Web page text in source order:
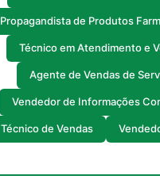
Propagandista de Produtos
Técnico em Atendimento e
Agente de Vendas de
Vendedor de Informações
Técnico de Vendas